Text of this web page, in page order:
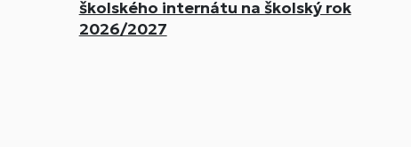
školského internátu na školský rok
2026/2027